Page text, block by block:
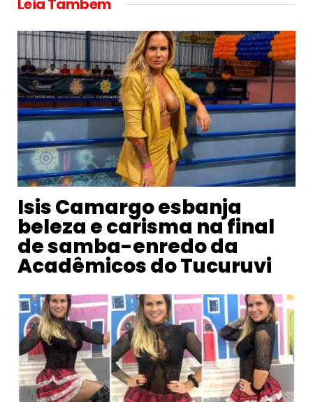
Leia Tambem
Isis Camargo esbanja
beleza e carisma na final
de samba-enredo da
Acadêmicos do Tucuruvi